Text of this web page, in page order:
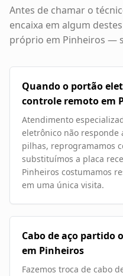
Antes de chamar o
encaixa em algum
próprio em Pinheiros —
Quando o portão
controle remoto em
Atendimento
eletrônico não responde
pilhas, reprogramamos
substituímos a placa
Pinheiros costumamos
em uma única visita.
Cabo de aço
em Pinheiros
Fazemos troca de cabo